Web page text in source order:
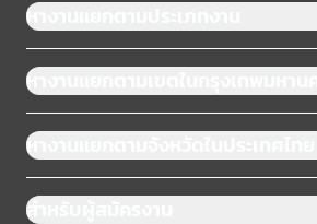
หางานแยกตามประเภทงาน
หางานแยกตามเขตในกรุงเทพมหานคร
หางานแยกตามจังหวัดในประเทศไทย
สำหรับผู้สมัครงาน